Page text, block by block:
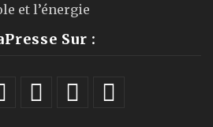
et l’énergie
Sur :